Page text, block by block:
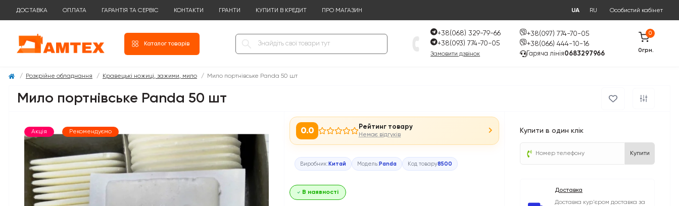
ДОСТАВКА ОПЛАТА ГАРАНТІЯ ТА СЕРВІС КОНТАКТИ ГРАНТИ КУПИТИ В КРЕДИТ ПРО МАГАЗИН UA RU Особистий кабінет
Каталог товарів
+38(068) 329-79-66
+38(093) 774-70-05
Замовити дзвінок
+38(097) 774-70-05
+38(066) 444-10-16
Гаряча лінія0683297966
0
0грн.
Розкрійне обладнання Кравецькі ножиці, зажими, мило Мило портнівське Panda 50 шт
Мило портнівське Panda 50 шт
Акція Рекомендуємо 0.0 Рейтинг товару
Немає відгуків
Виробник: Китай Модель: Panda Код товару8500
В наявності
Купити в один клік
Купити
Доставка
Доставка кур'єром доставка за